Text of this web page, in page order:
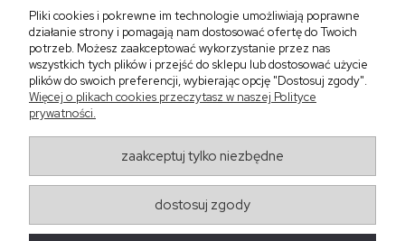
Sukienka z falbaną i
bufiastym rękawem w
405,30 zł
Sukienka z dekoltem w
299,00 zł
‹
Regulaminy
Pliki cookies i pokrewne im technologie umożliwiają poprawne
działanie strony i pomagają nam dostosować ofertę do Twoich
potrzeb. Możesz zaakceptować wykorzystanie przez nas
wszystkich tych plików i przejść do sklepu lub dostosować użycie
plików do swoich preferencji, wybierając opcję "Dostosuj zgody".
Więcej o plikach cookies przeczytasz w naszej Polityce
prywatności.
zaakceptuj tylko niezbędne
dostosuj zgody